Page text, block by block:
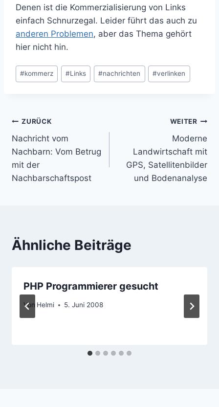
Denen ist die Kommerzialisierung von Links
einfach Schnurzegal. Leider führt das auch zu
anderen Problemen, aber das Thema gehört
hier nicht hin.
Schlagworte:
#kommerz #Links #nachrichten #verlinken
Beitragsnavigation
ZURÜCK
Nachricht vom
Nachbarn: Vom Betrug
mit der
Nachbarschaftspost
WEITER
Moderne
Landwirtschaft mit
GPS, Satellitenbilder
und Bodenanalyse
Ähnliche Beiträge
PHP Programmierer gesucht
Von Helmi 5. Juni 2008